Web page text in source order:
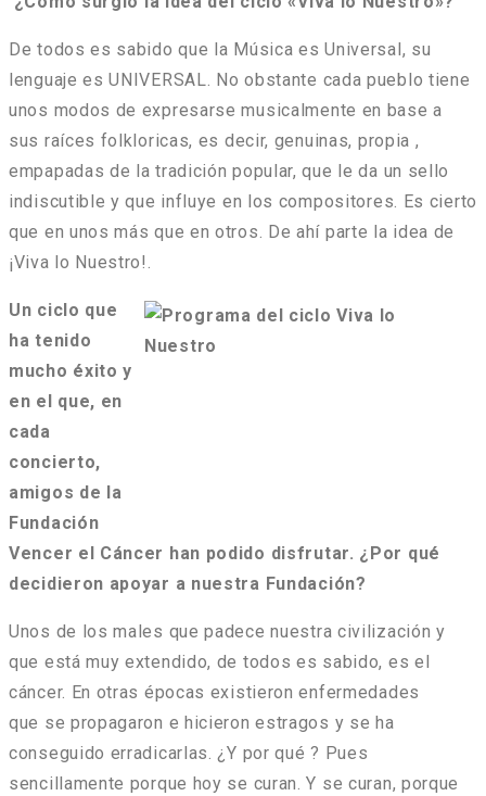
De todos es sabido que la Música es Universal, su
lenguaje es UNIVERSAL. No obstante cada pueblo tiene
unos modos de expresarse musicalmente en base a
sus raíces folkloricas, es decir, genuinas, propia ,
empapadas de la tradición popular, que le da un sello
indiscutible y que influye en los compositores. Es cierto
que en unos más que en otros. De ahí parte la idea de
¡Viva lo Nuestro!.
Un ciclo que
ha tenido
mucho éxito y
en el que, en
cada
concierto,
amigos de la
Fundación
Vencer el Cáncer han podido disfrutar. ¿Por qué
decidieron apoyar a nuestra Fundación?
Unos de los males que padece nuestra civilización y
que está muy extendido, de todos es sabido, es el
cáncer. En otras épocas existieron enfermedades
que se propagaron e hicieron estragos y se ha
conseguido erradicarlas. ¿Y por qué ? Pues
sencillamente porque hoy se curan. Y se curan, porque